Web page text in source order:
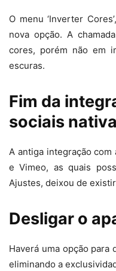
O menu ‘Inverter
nova opção. A chamada
cores, porém não em
escuras.
Fim da
sociais
A antiga integração
e Vimeo, as quais
Ajustes, deixou de existir
Desligar o
Haverá uma opção
eliminando a